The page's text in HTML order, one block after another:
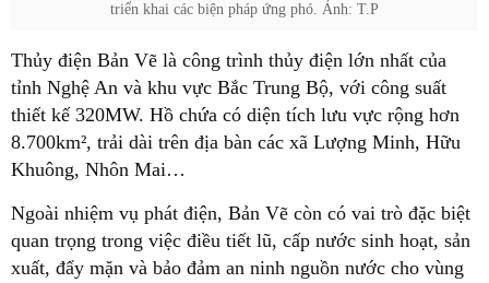
triển khai các biện pháp ứng phó. Ảnh: T.P
Thủy điện Bản Vẽ là công trình thủy điện lớn nhất của
tỉnh Nghệ An và khu vực Bắc Trung Bộ, với công suất
thiết kế 320MW. Hồ chứa có diện tích lưu vực rộng hơn
8.700km², trải dài trên địa bàn các xã Lượng Minh, Hữu
Khuông, Nhôn Mai…
Ngoài nhiệm vụ phát điện, Bản Vẽ còn có vai trò đặc biệt
quan trọng trong việc điều tiết lũ, cấp nước sinh hoạt, sản
xuất, đẩy mặn và bảo đảm an ninh nguồn nước cho vùng